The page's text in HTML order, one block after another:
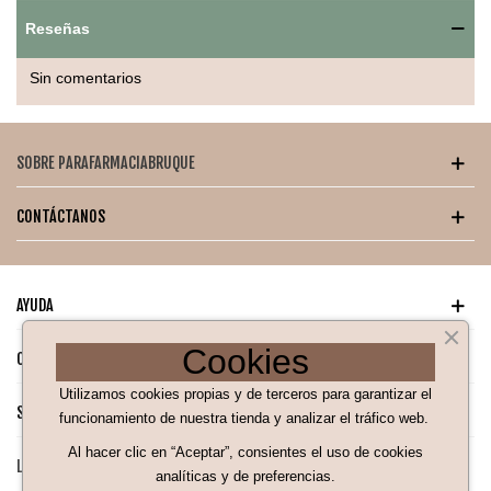
Modo de uso recomendado
Aplicar sobre piel limpia y seca, en puntos de pulso como
de aplicar para preservar la integridad del aroma.
Consejo de conservación
Guardar en un lugar fresco, seco y alejado de la luz directa
Reseñas
Sin comentarios
SOBRE PARAFARMACIABRUQUE
CONTÁCTANOS
AYUDA
CATÁLOGO PARA TI
SÍGUENOS EN NUESTRAS REDES SOCIALES
LEGAL
Cookies
Utilizamos cookies propias y de terceros para garantizar el
funcionamiento de nuestra tienda y analizar el tráfico web.
Al hacer clic en “Aceptar”, consientes el uso de cookies
analíticas y de preferencias.